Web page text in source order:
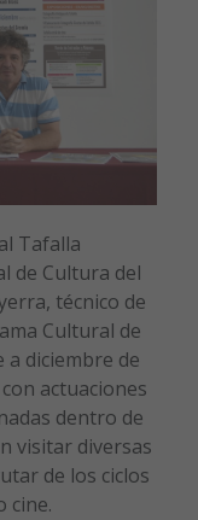
Tafalla
de Cultura del
técnico de
Cultural de
diciembre de
actuaciones
dentro de
visitar diversas
de los ciclos
cine.